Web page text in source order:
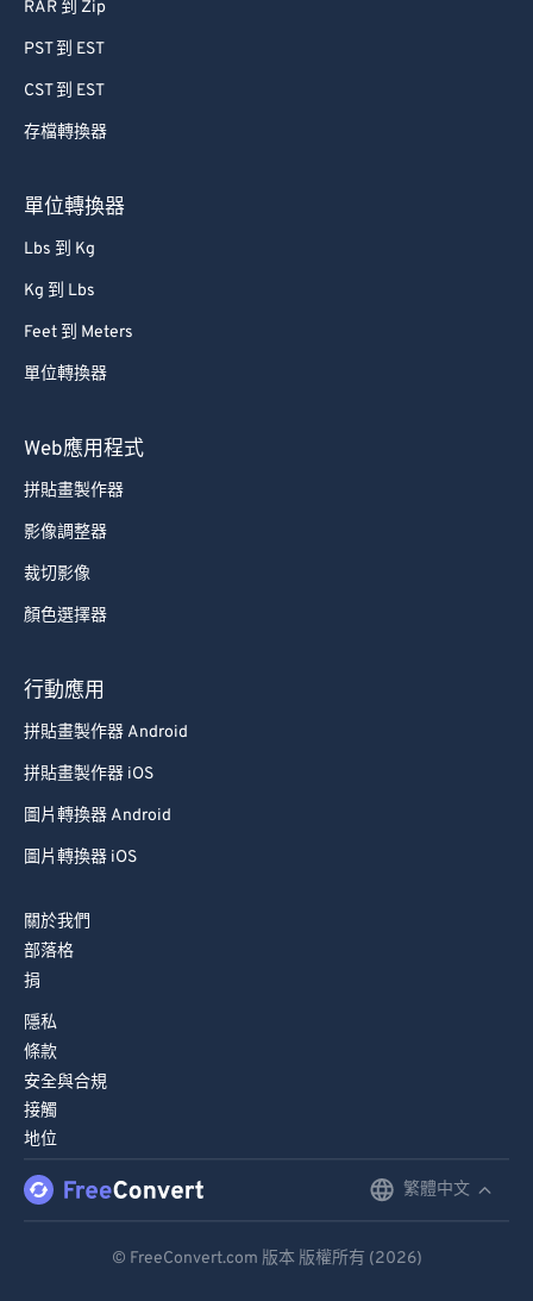
RAR 到 Zip
PST 到 EST
CST 到 EST
存檔轉換器
單位轉換器
Lbs 到 Kg
Kg 到 Lbs
Feet 到 Meters
單位轉換器
Web應用程式
拼貼畫製作器
影像調整器
裁切影像
顏色選擇器
行動應用
拼貼畫製作器 Android
拼貼畫製作器 iOS
圖片轉換器 Android
圖片轉換器 iOS
關於我們
部落格
捐
隱私
條款
安全與合規
接觸
地位
繁體中文
© FreeConvert.com 版本 版權所有 (2026)